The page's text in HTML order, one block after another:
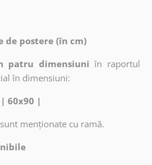
de postere (în cm)
patru dimensiuni în raportul
în dimensiuni:
60x90 |
menționate cu ramă.